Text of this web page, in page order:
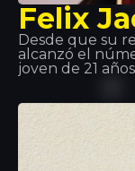
Felix
Desde que su
alcanzó el
joven de 21
futuro. Además,
ruptura “Ain’t
ha convertido